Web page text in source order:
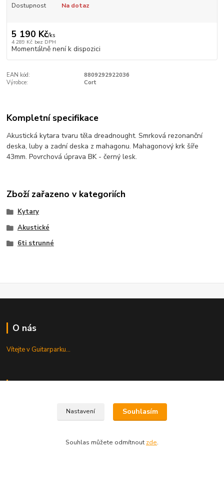
Dostupnost Na dotaz
5 190 Kč/ks
4 289 Kč bez DPH
Momentálně není k dispozici
EAN kód:
8809292922036
Výrobce:
Cort
Kompletní specifikace
Akustická kytara tvaru těla dreadnought. Smrková rezonanční
deska, luby a zadní deska z mahagonu. Mahagonový krk šíře
43mm. Povrchová úprava BK - černý lesk.
Zboží zařazeno v kategoriích
Kytary
Akustické
6ti strunné
O nás
Vítejte v Guitarparku...
Kde nás najdete
Nastavení Souhlasím
Souhlas můžete odmítnout zde.